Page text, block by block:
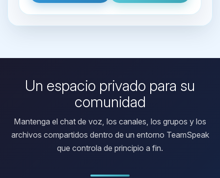
Un espacio privado para su
comunidad
Mantenga el chat de voz, los canales, los grupos y los
archivos compartidos dentro de un entorno TeamSpeak
que controla de principio a fin.